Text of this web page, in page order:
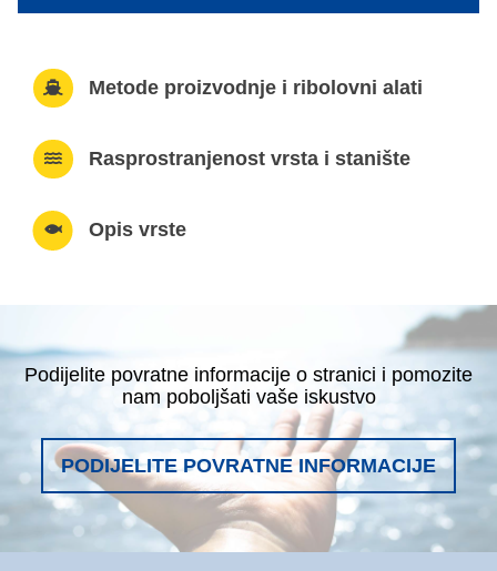
Metode proizvodnje i ribolovni alati
Rasprostranjenost vrsta i stanište
Opis vrste
Podijelite povratne informacije o stranici i pomozite
nam poboljšati vaše iskustvo
PODIJELITE POVRATNE INFORMACIJE